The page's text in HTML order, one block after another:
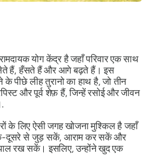
योग केंद्र है जहाँ परिवार एक साथ
हैं, हँसते हैं और आगे बढ़ते हैं। इस
पीछे लीह तुरानो का हाथ है, जो तीन
और पूर्व शेफ़ हैं, जिन्हें रसोई और जीवन
के लिए ऐसी जगह खोजना मुश्किल है जहाँ
दूसरे से जुड़ सकें, आराम कर सकें और
रख सकें। इसलिए, उन्होंने खुद एक